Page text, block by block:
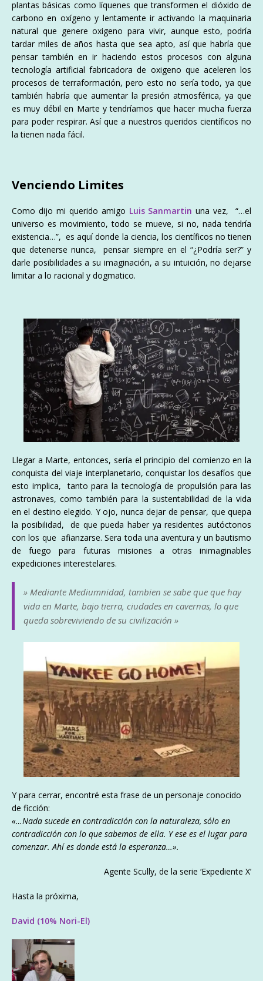
plantas básicas como líquenes que transformen el dióxido de
carbono en oxígeno y lentamente ir activando la maquinaria
natural que genere oxigeno para vivir, aunque esto, podría
tardar miles de años hasta que sea apto, así que habría que
pensar también en ir haciendo estos procesos con alguna
tecnología artificial fabricadora de oxigeno que aceleren los
procesos de terraformación, pero esto no sería todo, ya que
también habría que aumentar la presión atmosférica, ya que
es muy débil en Marte y tendríamos que hacer mucha fuerza
para poder respirar. Así que a nuestros queridos científicos no
la tienen nada fácil.
Venciendo Limites
Como dijo mi querido amigo Luis Sanmartin una vez, “…el
universo es movimiento, todo se mueve, si no, nada tendría
existencia…”, es aquí donde la ciencia, los científicos no tienen
que detenerse nunca, pensar siempre en el “¿Podría ser?” y
darle posibilidades a su imaginación, a su intuición, no dejarse
limitar a lo racional y dogmatico.
Llegar a Marte, entonces, sería el principio del comienzo en la
conquista del viaje interplanetario, conquistar los desafíos que
esto implica, tanto para la tecnología de propulsión para las
astronaves, como también para la sustentabilidad de la vida
en el destino elegido. Y ojo, nunca dejar de pensar, que quepa
la posibilidad, de que pueda haber ya residentes autóctonos
con los que afianzarse. Sera toda una aventura y un bautismo
de fuego para futuras misiones a otras inimaginables
expediciones interestelares.
» Mediante Mediumnidad, tambien se sabe que que hay
vida en Marte, bajo tierra, ciudades en cavernas, lo que
queda sobreviviendo de su civilización »
Y para cerrar, encontré esta frase de un personaje conocido
de ficción:
«…Nada sucede en contradicción con la naturaleza, sólo en
contradicción con lo que sabemos de ella. Y ese es el lugar para
comenzar. Ahí es donde está la esperanza…».
Agente Scully, de la serie ‘Expediente X’
Hasta la próxima,
David (10% Nori-El)